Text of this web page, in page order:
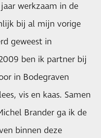
werkzaam in de
bij al mijn vorige
geweest in
ben ik partner bij
in Bodegraven
vis en kaas. Samen
Brander ga ik de
binnen deze